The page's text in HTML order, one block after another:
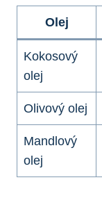
Olej
Kokosový
olej
Olivový olej
Mandlový
olej